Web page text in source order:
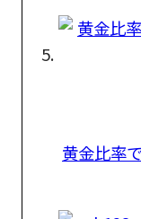
黄金比率